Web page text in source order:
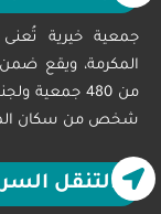
جمعية خيرية
شخص من سكان
التنقل